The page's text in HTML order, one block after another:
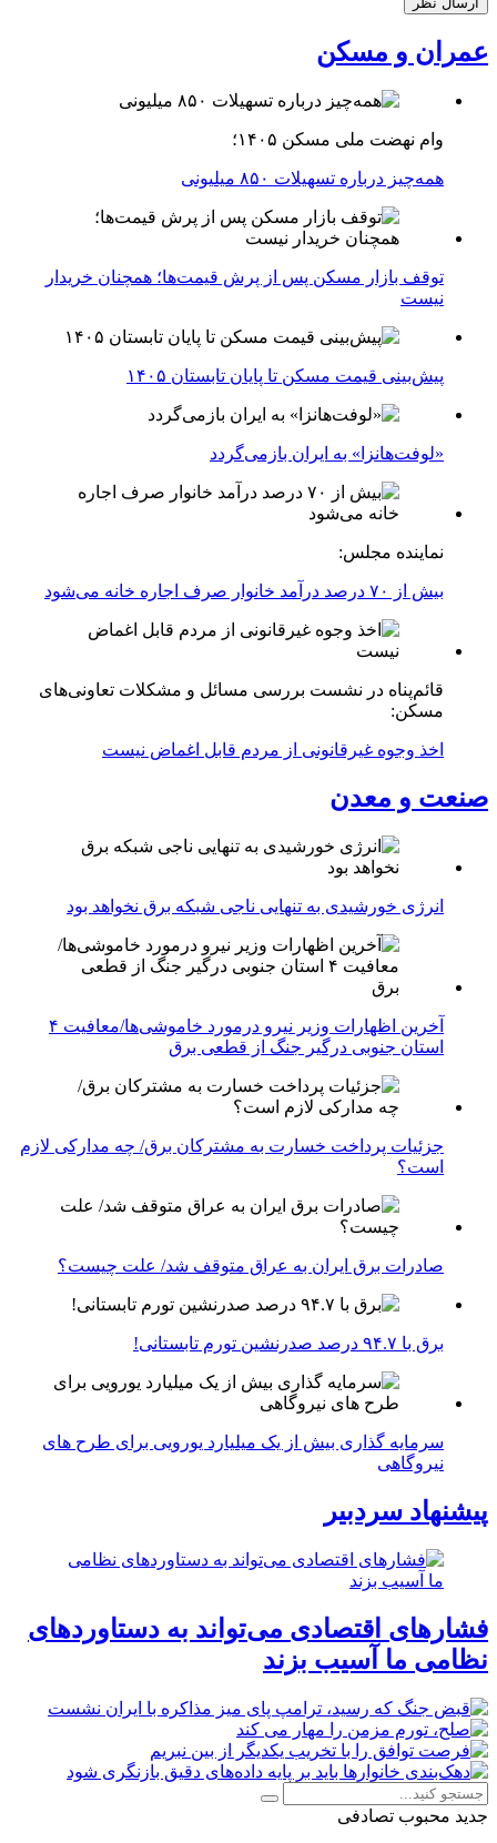
عمران و مسکن
وام نهضت ملی مسکن ۱۴۰۵؛
همه‌چیز درباره تسهیلات ۸۵۰ میلیونی
توقف بازار مسکن پس از پرش قیمت‌ها؛ همچنان خریدار
نیست
پیش‌بینی قیمت مسکن تا پایان تابستان ۱۴۰۵
«لوفت‌هانزا» به ایران بازمی‌گردد
نماینده مجلس:
بیش از ۷۰ درصد درآمد خانوار صرف اجاره خانه می‌شود
قائم‌پناه در نشست بررسی مسائل و مشکلات تعاونی‌های
مسکن:
اخذ وجوه غیرقانونی از مردم قابل اغماض نیست
صنعت و معدن
انرژی خورشیدی به تنهایی ناجی شبکه برق نخواهد بود
آخرین اظهارات وزیر نیرو درمورد خاموشی‌ها/معافیت ۴
استان جنوبی درگیر جنگ از قطعی برق
جزئیات پرداخت خسارت به مشترکان برق/ چه مدارکی لازم
است؟
صادرات برق ایران به عراق متوقف شد/ علت چیست؟
برق با ۹۴.۷ درصد صدرنشین تورم تابستانی!
سرمایه گذاری بیش از یک میلیارد یورویی برای طرح های
نیروگاهی
پیشنهاد سردبیر
فشارهای اقتصادی می‌تواند به دستاوردهای
نظامی ما آسیب بزند
جدید محبوب تصادفی